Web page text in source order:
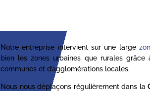
Notre entreprise intervient sur une large
bien les zones urbaines que rurales
communes et d’agglomérations locales.
Nous nous déplaçons régulièrement dans la